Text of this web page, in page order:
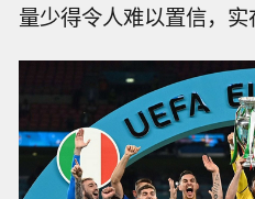
量少得令人难以置信，实